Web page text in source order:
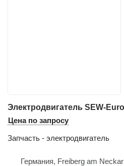
Цена по запросу
Запчасть - электродвигатель
Германия, Freiberg am Neckar